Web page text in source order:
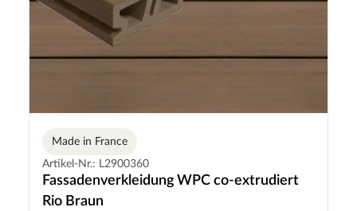
Made in France
Artikel-Nr.: L2900360
Fassadenverkleidung WPC co-extrudiert
Rio Braun